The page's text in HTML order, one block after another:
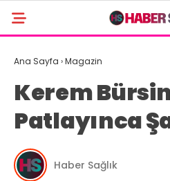
Ana Sayfa ›Magazin
Kerem
Patlayınca
Haber Sağlık